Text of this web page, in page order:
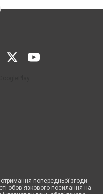
попередньої згоди
обов'язкового посилання на